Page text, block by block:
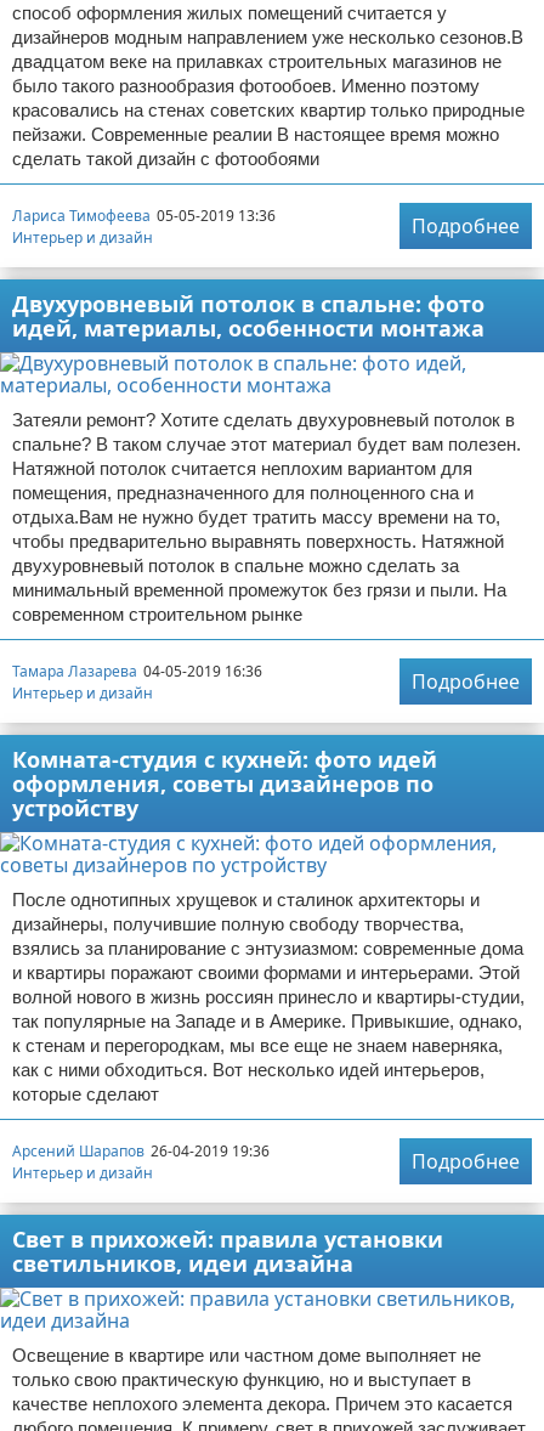
способ оформления жилых помещений считается у
дизайнеров модным направлением уже несколько сезонов.В
двадцатом веке на прилавках строительных магазинов не
было такого разнообразия фотообоев. Именно поэтому
красовались на стенах советских квартир только природные
пейзажи. Современные реалии В настоящее время можно
сделать такой дизайн с фотообоями
Лариса Тимофеева 05-05-2019 13:36
Интерьер и дизайн
Подробнее
Двухуровневый потолок в спальне: фото
идей, материалы, особенности монтажа
Затеяли ремонт? Хотите сделать двухуровневый потолок в
спальне? В таком случае этот материал будет вам полезен.
Натяжной потолок считается неплохим вариантом для
помещения, предназначенного для полноценного сна и
отдыха.Вам не нужно будет тратить массу времени на то,
чтобы предварительно выравнять поверхность. Натяжной
двухуровневый потолок в спальне можно сделать за
минимальный временной промежуток без грязи и пыли. На
современном строительном рынке
Тамара Лазарева 04-05-2019 16:36
Интерьер и дизайн
Подробнее
Комната-студия с кухней: фото идей
оформления, советы дизайнеров по
устройству
После однотипных хрущевок и сталинок архитекторы и
дизайнеры, получившие полную свободу творчества,
взялись за планирование с энтузиазмом: современные дома
и квартиры поражают своими формами и интерьерами. Этой
волной нового в жизнь россиян принесло и квартиры-студии,
так популярные на Западе и в Америке. Привыкшие, однако,
к стенам и перегородкам, мы все еще не знаем наверняка,
как с ними обходиться. Вот несколько идей интерьеров,
которые сделают
Арсений Шарапов 26-04-2019 19:36
Интерьер и дизайн
Подробнее
Свет в прихожей: правила установки
светильников, идеи дизайна
Освещение в квартире или частном доме выполняет не
только свою практическую функцию, но и выступает в
качестве неплохого элемента декора. Причем это касается